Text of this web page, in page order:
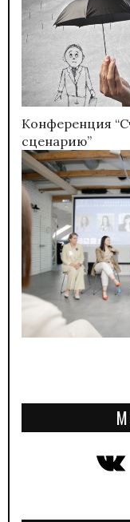
Конференция
сценарию”